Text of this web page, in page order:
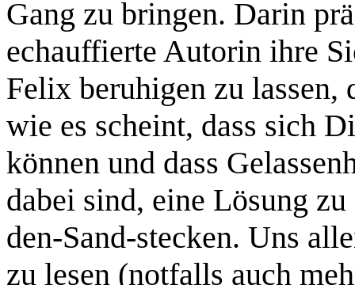
Gang zu bringen. Darin
echauffierte Autorin ihre
Felix beruhigen zu
wie es scheint, dass sich
können und dass
dabei sind, eine Lösung
den-Sand-stecken. Uns
zu lesen (notfalls auch